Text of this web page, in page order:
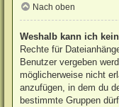
Nach oben
Weshalb kann ich
Rechte für
Benutzer vergeben
möglicherweise nicht
anzufügen, in dem du
bestimmte Gruppen